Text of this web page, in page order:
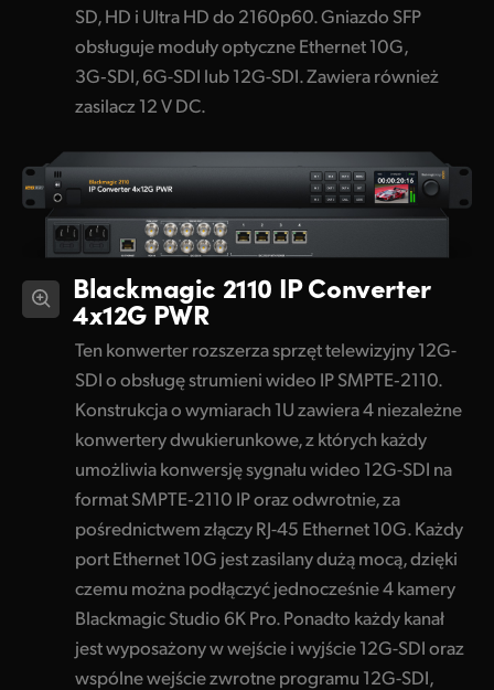
SD, HD i Ultra HD do 2160p60. Gniazdo SFP
obsługuje moduły optyczne Ethernet 10G,
3G‑SDI, 6G-SDI lub 12G-SDI. Zawiera również
zasilacz 12 V DC.
Blackmagic 2110 IP Converter
4x12G PWR
Ten konwerter rozszerza sprzęt telewizyjny 12G-
SDI o obsługę strumieni wideo IP SMPTE‑2110.
Konstrukcja o wymiarach 1U zawiera 4 niezależne
konwertery dwukierunkowe, z których każdy
umożliwia konwersję sygnału wideo 12G-SDI na
format SMPTE‑2110 IP oraz odwrotnie, za
pośrednictwem złączy RJ-45 Ethernet 10G. Każdy
port Ethernet 10G jest zasilany dużą mocą, dzięki
czemu można podłączyć jednocześnie 4 kamery
Blackmagic Studio 6K Pro. Ponadto każdy kanał
jest wyposażony w wejście i wyjście 12G-SDI oraz
wspólne wejście zwrotne programu 12G-SDI,